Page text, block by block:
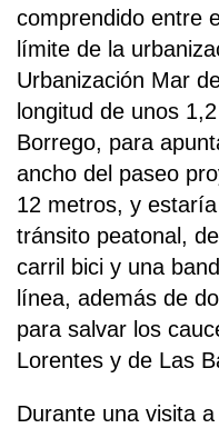
comprendido entre
límite de la
Urbanización Mar
longitud de unos
Borrego, para
ancho del paseo
12 metros, y
tránsito peatonal,
carril bici y una
línea, además de
para salvar los
Lorentes y de Las
Durante una visita